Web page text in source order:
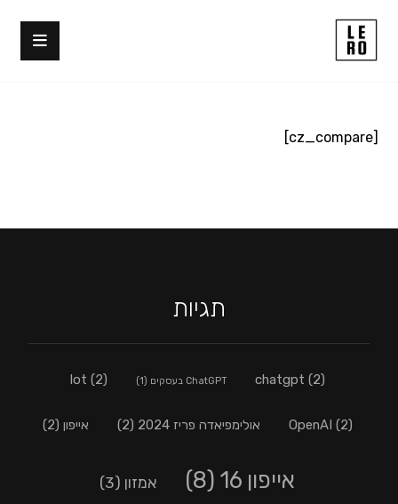
[cz_compare]
תגיות
chatgpt (2) ChatGPT בעסקים (1)
lot (2)
OpenAI (2) אולימפיאדה פריז 2024 (2) אייפון (2)
אייפון 16 (8) אמזון (3)